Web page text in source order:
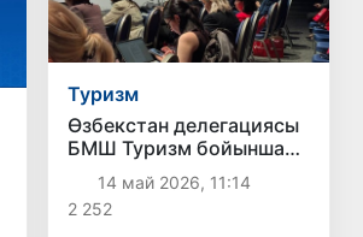
Туризм
Өзбекстан делегациясы
БМШ Туризм бойынша
Европа комиссиясының
72-мәжилисинде
қатнаспақта
14 май 2026, 11:14
2 252